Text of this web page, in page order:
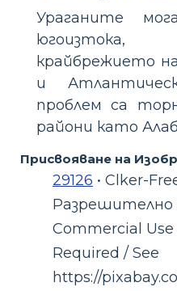
Ураганите
крайбрежието
и
проблем са
райони като
Присвояване на
29126 • Clker-
Разрешително
Commercial
Required / See
https://